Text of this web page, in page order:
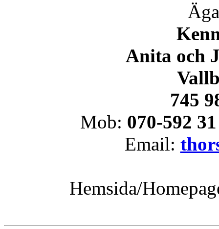
Anita och
745
Mob: 070-592
Email:
Hemsida/